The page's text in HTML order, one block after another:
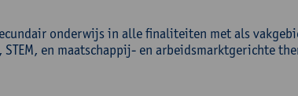
onderwijs in alle finaliteiten met als
en maatschappij- en arbeidsmarktgerichte